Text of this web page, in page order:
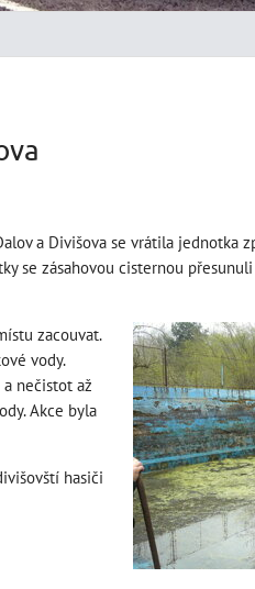
a Divišova se vrátila jednotka
se zásahovou cisternou
zacouvat.
vody.
nečistot až
Akce byla
hasiči